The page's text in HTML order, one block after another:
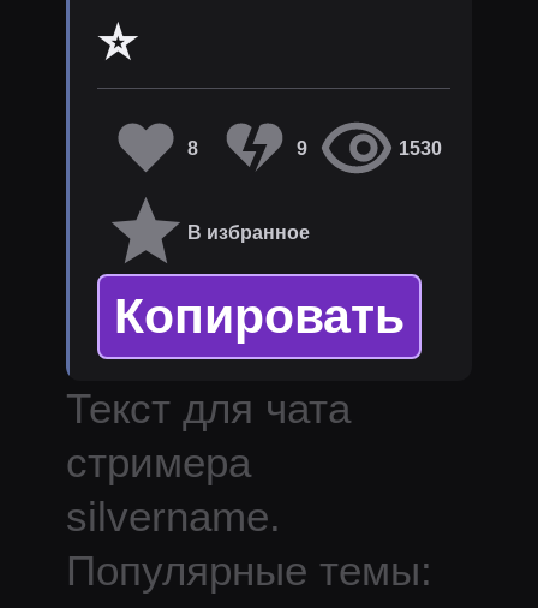
⭐
8 9 1530
В избранное
Копировать
Текст для чата
стримера
silvername.
Популярные темы: